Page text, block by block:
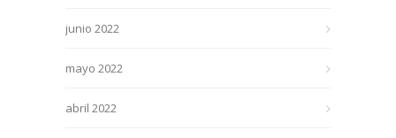
junio 2022
mayo 2022
abril 2022